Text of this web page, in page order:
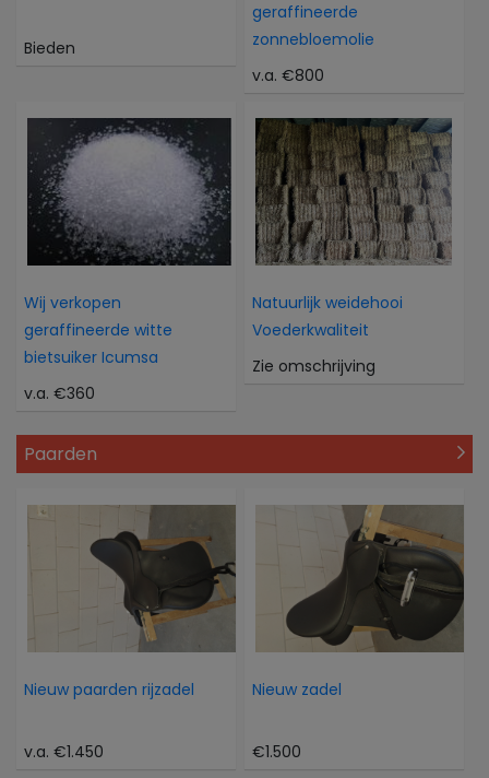
Bieden
geraffineerde
zonnebloemolie
v.a. €800
Wij verkopen
geraffineerde witte
bietsuiker Icumsa
v.a. €360
Natuurlijk weidehooi
Voederkwaliteit
Zie omschrijving
Paarden
Nieuw paarden rijzadel
v.a. €1.450
Nieuw zadel
€1.500